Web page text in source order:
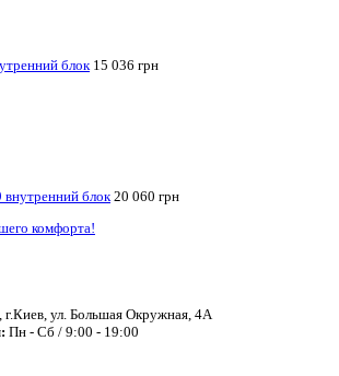
блок 15 036 грн
блок 20 060 грн
комфорта!
г.Киев, ул. Большая Окружная, 4А
Пн - Сб / 9:00 - 19:00